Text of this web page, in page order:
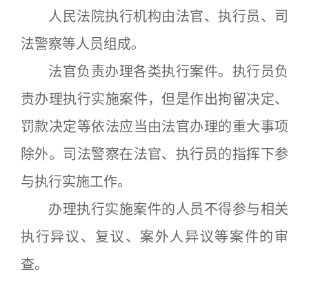
人民法院执行机构由法官、执行员、司
法警察等人员组成。
法官负责办理各类执行案件。执行员负
责办理执行实施案件，但是作出拘留决定、
罚款决定等依法应当由法官办理的重大事项
除外。司法警察在法官、执行员的指挥下参
与执行实施工作。
办理执行实施案件的人员不得参与相关
执行异议、复议、案外人异议等案件的审
查。